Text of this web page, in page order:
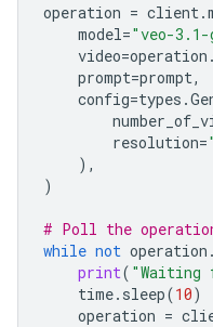
operation = client.
model="veo-3.1-
video=operation .
prompt=prompt,
config=types .
resolution=
),
)
# Poll the
while not operation .
print( "Waiting
time. sleep(10)
operation =